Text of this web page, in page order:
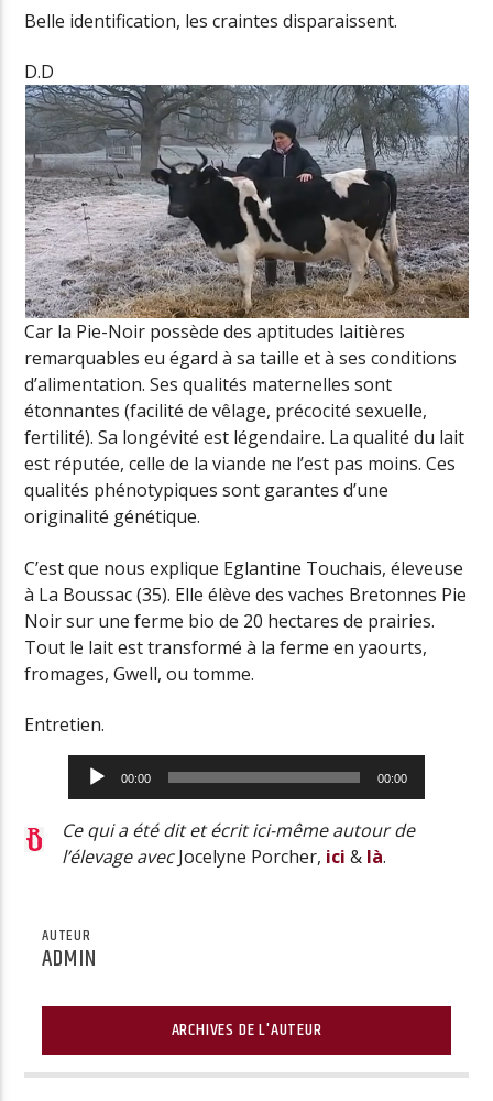
Belle identification, les craintes disparaissent.
D.D
Car la Pie-Noir possède des aptitudes laitières
remarquables eu égard à sa taille et à ses conditions
d’alimentation. Ses qualités maternelles sont
étonnantes (facilité de vêlage, précocité sexuelle,
fertilité). Sa longévité est légendaire. La qualité du lait
est réputée, celle de la viande ne l’est pas moins. Ces
qualités phénotypiques sont garantes d’une
originalité génétique.
C’est que nous explique Eglantine Touchais, éleveuse
à La Boussac (35). Elle élève des vaches Bretonnes Pie
Noir sur une ferme bio de 20 hectares de prairies.
Tout le lait est transformé à la ferme en yaourts,
fromages, Gwell, ou tomme.
Entretien.
Lecteur
audio
00:00 00:00
Ce qui a été dit et écrit ici-même autour de
l’élevage avecJocelyne Porcher, ici & là.
AUTEUR
ADMIN
ARCHIVES DE L'AUTEUR